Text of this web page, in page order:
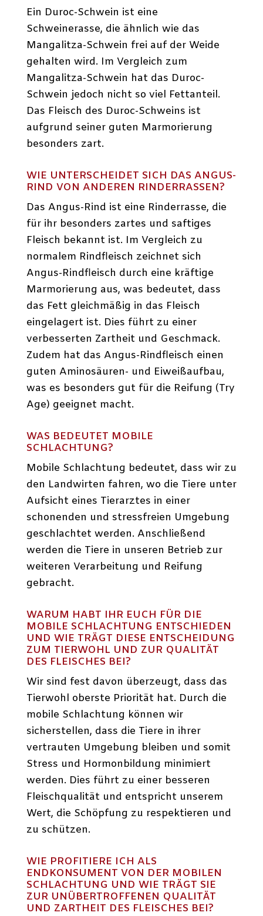
Ein Duroc-Schwein ist eine
Schweinerasse, die ähnlich wie das
Mangalitza-Schwein frei auf der Weide
gehalten wird. Im Vergleich zum
Mangalitza-Schwein hat das Duroc-
Schwein jedoch nicht so viel Fettanteil.
Das Fleisch des Duroc-Schweins ist
aufgrund seiner guten Marmorierung
besonders zart.
WIE UNTERSCHEIDET SICH DAS ANGUS-
RIND VON ANDEREN RINDERRASSEN?
Das Angus-Rind ist eine Rinderrasse, die
für ihr besonders zartes und saftiges
Fleisch bekannt ist. Im Vergleich zu
normalem Rindfleisch zeichnet sich
Angus-Rindfleisch durch eine kräftige
Marmorierung aus, was bedeutet, dass
das Fett gleichmäßig in das Fleisch
eingelagert ist. Dies führt zu einer
verbesserten Zartheit und Geschmack.
Zudem hat das Angus-Rindfleisch einen
guten Aminosäuren- und Eiweißaufbau,
was es besonders gut für die Reifung (Try
Age) geeignet macht.
WAS BEDEUTET MOBILE
SCHLACHTUNG?
Mobile Schlachtung bedeutet, dass wir zu
den Landwirten fahren, wo die Tiere unter
Aufsicht eines Tierarztes in einer
schonenden und stressfreien Umgebung
geschlachtet werden. Anschließend
werden die Tiere in unseren Betrieb zur
weiteren Verarbeitung und Reifung
gebracht.
WARUM HABT IHR EUCH FÜR DIE
MOBILE SCHLACHTUNG ENTSCHIEDEN
UND WIE TRÄGT DIESE ENTSCHEIDUNG
ZUM TIERWOHL UND ZUR QUALITÄT
DES FLEISCHES BEI?
Wir sind fest davon überzeugt, dass das
Tierwohl oberste Priorität hat. Durch die
mobile Schlachtung können wir
sicherstellen, dass die Tiere in ihrer
vertrauten Umgebung bleiben und somit
Stress und Hormonbildung minimiert
werden. Dies führt zu einer besseren
Fleischqualität und entspricht unserem
Wert, die Schöpfung zu respektieren und
zu schützen.
WIE PROFITIERE ICH ALS
ENDKONSUMENT VON DER MOBILEN
SCHLACHTUNG UND WIE TRÄGT SIE
ZUR UNÜBERTROFFENEN QUALITÄT
UND ZARTHEIT DES FLEISCHES BEI?